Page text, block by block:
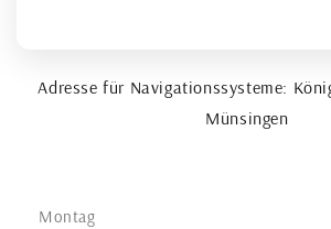
Adresse für Navigationssysteme:
Münsingen
Montag